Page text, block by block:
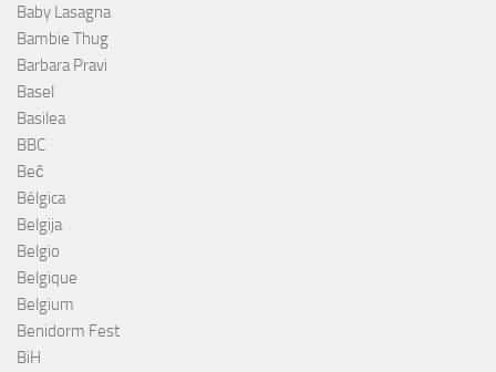
Baby Lasagna
Bambie Thug
Barbara Pravi
Basel
Basilea
BBC
Beč
Bélgica
Belgija
Belgio
Belgique
Belgium
Benidorm Fest
BiH